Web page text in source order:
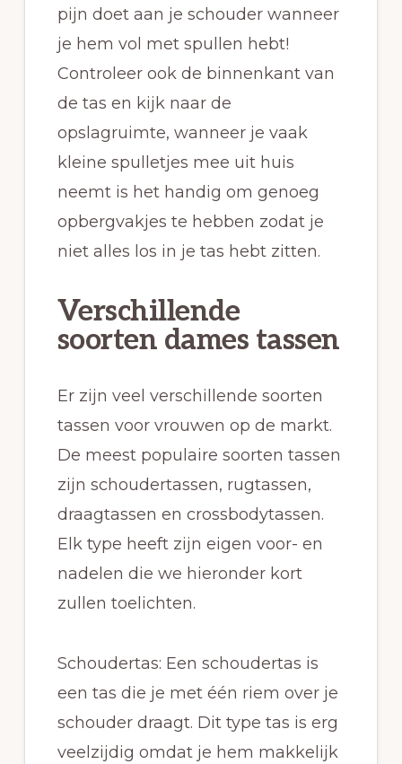
pijn doet aan je schouder wanneer
je hem vol met spullen hebt!
Controleer ook de binnenkant van
de tas en kijk naar de
opslagruimte, wanneer je vaak
kleine spulletjes mee uit huis
neemt is het handig om genoeg
opbergvakjes te hebben zodat je
niet alles los in je tas hebt zitten.
Verschillende
soorten dames tassen
Er zijn veel verschillende soorten
tassen voor vrouwen op de markt.
De meest populaire soorten tassen
zijn schoudertassen, rugtassen,
draagtassen en crossbodytassen.
Elk type heeft zijn eigen voor- en
nadelen die we hieronder kort
zullen toelichten.
Schoudertas: Een schoudertas is
een tas die je met één riem over je
schouder draagt. Dit type tas is erg
veelzijdig omdat je hem makkelijk